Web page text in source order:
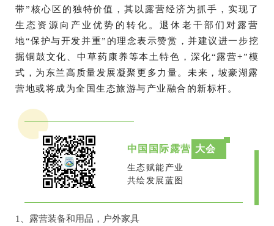
带”核心区的独特价值，其以露营经济为抓手，实现了
生态资源向产业优势的转化。退休老干部们对露营
地“保护与开发并重”的理念表示赞赏，并建议进一步挖
掘铜鼓文化、中草药康养等本土特色，深化“露营+”模
式，为东兰高质量发展凝聚更多力量。未来，坡豪湖露
营地或将成为全国生态旅游与产业融合的新标杆。
中国国际露营 大会
生态赋能产业
共绘发展蓝图
1、露营装备和用品，户外家具